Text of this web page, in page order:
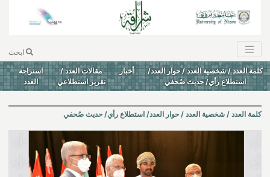
ابحث
كلمة العدد / شخصية العدد / حوار العدد/
استطلاع رأي/ حديث صُحفي
أخبار
مقالات العدد /
تقرير استطلاعي
استراحة
العدد
كلمة العدد / شخصية العدد / حوار العدد/ استطلاع رأي/ حديث صُحفي